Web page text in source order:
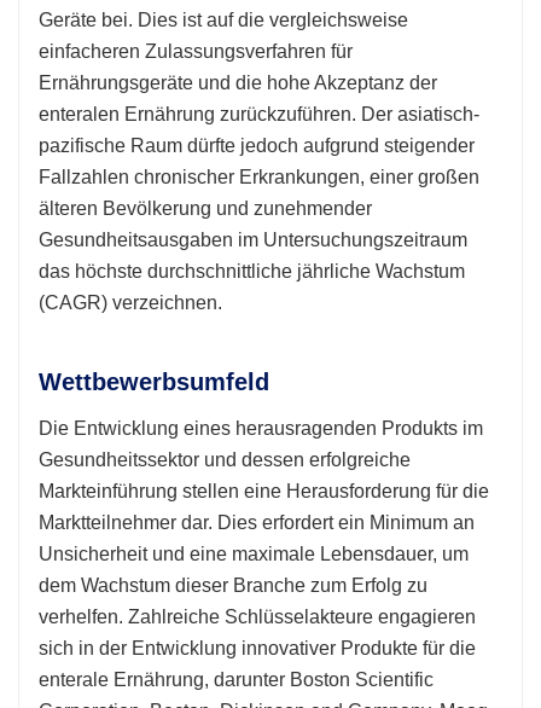
Geräte bei. Dies ist auf die vergleichsweise
einfacheren Zulassungsverfahren für
Ernährungsgeräte und die hohe Akzeptanz der
enteralen Ernährung zurückzuführen. Der asiatisch-
pazifische Raum dürfte jedoch aufgrund steigender
Fallzahlen chronischer Erkrankungen, einer großen
älteren Bevölkerung und zunehmender
Gesundheitsausgaben im Untersuchungszeitraum
das höchste durchschnittliche jährliche Wachstum
(CAGR) verzeichnen.
Wettbewerbsumfeld
Die Entwicklung eines herausragenden Produkts im
Gesundheitssektor und dessen erfolgreiche
Markteinführung stellen eine Herausforderung für die
Marktteilnehmer dar. Dies erfordert ein Minimum an
Unsicherheit und eine maximale Lebensdauer, um
dem Wachstum dieser Branche zum Erfolg zu
verhelfen. Zahlreiche Schlüsselakteure engagieren
sich in der Entwicklung innovativer Produkte für die
enterale Ernährung, darunter Boston Scientific